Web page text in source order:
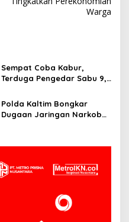
Warga
Sempat Coba Kabur,
Terduga Pengedar Sabu 9,9
Kutai Timur
Polda Kaltim Bongkar
Dugaan Jaringan Narkoba
Metamfetamin